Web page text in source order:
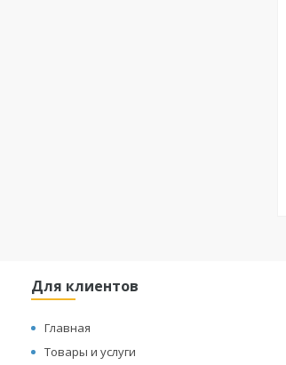
Для клиентов
Главная
Товары и услуги